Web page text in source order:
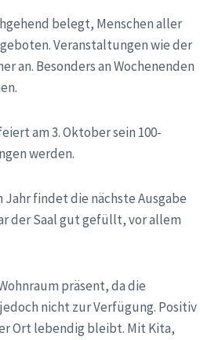
belegt, Menschen aller
Veranstaltungen wie der
an. Besonders an Wochenenden
am 3. Oktober sein 100-
werden.
findet die nächste Ausgabe
der Saal gut gefüllt, vor allem
präsent, da die
nicht zur Verfügung. Positiv
Ort lebendig bleibt. Mit Kita,